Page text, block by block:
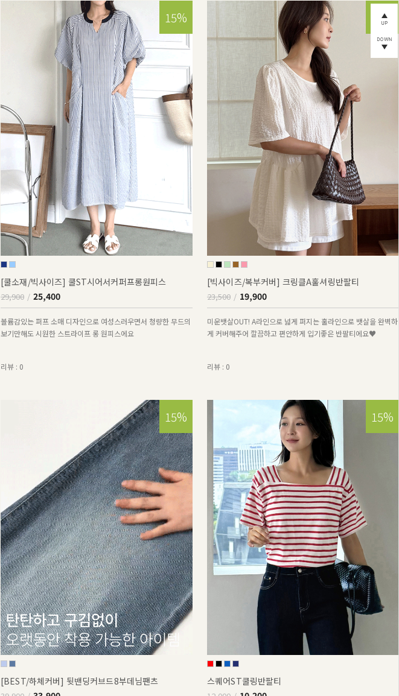
15%
[쿨소재/빅사이즈] 쿨ST시어서커퍼프롱원피스
29,900 25,400
볼륨감있는 퍼프 소매 디자인으로 여성스러우면서 청량한 무드의
보기만해도 시원한 스트라이프 롱 원피스에요
리뷰 : 0
15%
[빅사이즈/복부커버] 크링클A훌셔링반팔티
23,500 19,900
미운뱃살OUT! A라인으로 넓게 퍼지는 훌라인으로 뱃살을 완벽하
게 커버해주어 깔끔하고 편안하게 입기좋은 반팔티에요♥
리뷰 : 0
15%
[BEST/하체커버] 뒷밴딩커브드8부데님팬츠
15%
스퀘어ST쿨링반팔티